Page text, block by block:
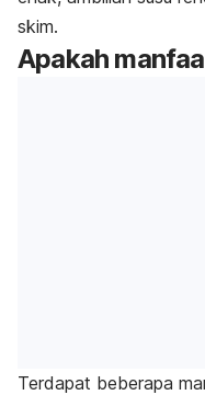
skim.
Apakah
Terdapat beberapa